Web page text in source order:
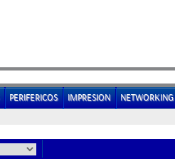
PERIFERICOS IMPRESION NETWORKING